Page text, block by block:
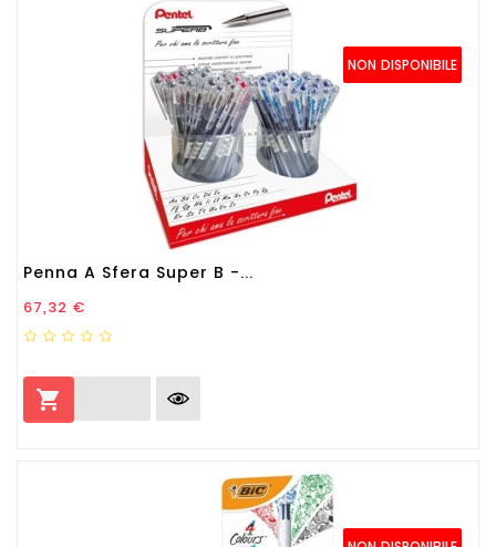
NON DISPONIBILE
Penna A Sfera Super B -...
Prezzo
67,32 €
